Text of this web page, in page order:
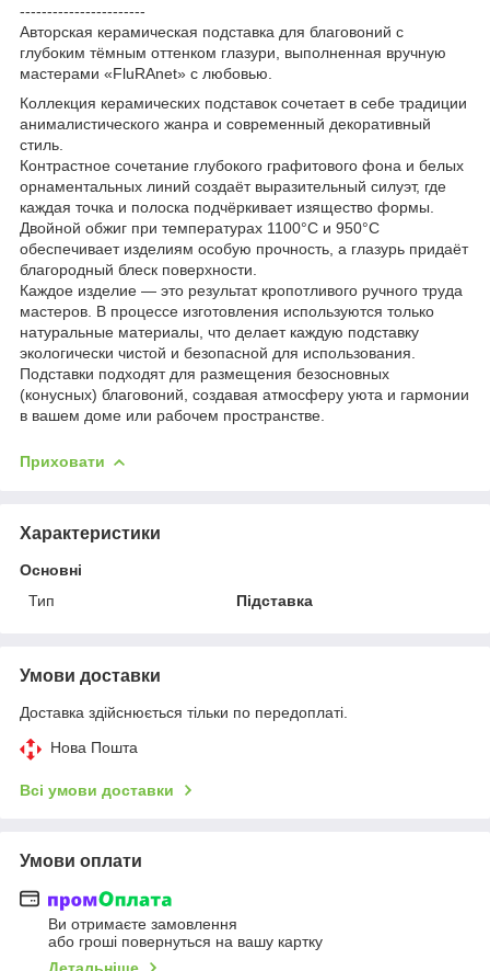
-----------------------
Авторская керамическая подставка для благовоний с
глубоким тёмным оттенком глазури, выполненная вручную
мастерами «FluRAnet» с любовью.
Коллекция керамических подставок сочетает в себе традиции
анималистического жанра и современный декоративный
стиль.
Контрастное сочетание глубокого графитового фона и белых
орнаментальных линий создаёт выразительный силуэт, где
каждая точка и полоска подчёркивает изящество формы.
Двойной обжиг при температурах 1100°C и 950°C
обеспечивает изделиям особую прочность, а глазурь придаёт
благородный блеск поверхности.
Каждое изделие — это результат кропотливого ручного труда
мастеров. В процессе изготовления используются только
натуральные материалы, что делает каждую подставку
экологически чистой и безопасной для использования.
Подставки подходят для размещения безосновных
(конусных) благовоний, создавая атмосферу уюта и гармонии
в вашем доме или рабочем пространстве.
Приховати
Характеристики
Основні
Тип
Підставка
Умови доставки
Доставка здійснюється тільки по передоплаті.
Нова Пошта
Всі умови доставки
Умови оплати
Ви отримаєте замовлення
або гроші повернуться на вашу картку